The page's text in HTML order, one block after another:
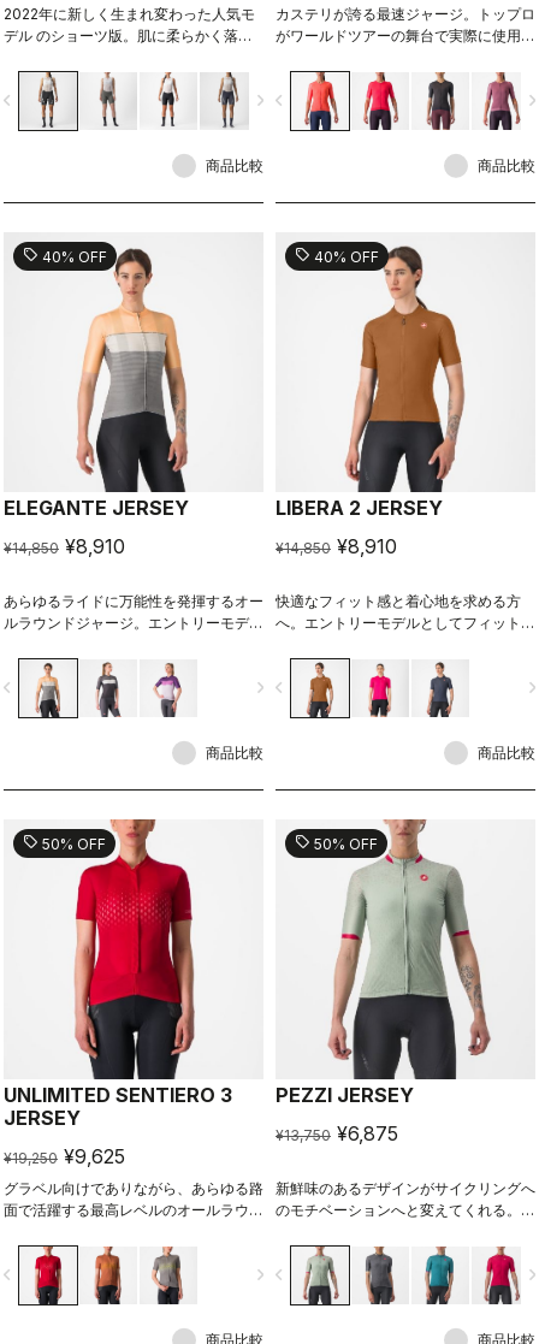
2022年に新しく生まれ変わった人気モ
デル のショーツ版。肌に柔らかく落ち
までにない快適なロングライドを体験で
きるでしょう。
navigate_next
商品比較
カステリが誇る最速ジャージ。トップロ
がワールドツアーの舞台で実際に使用し
高レベル。
navigate_before
商品比較
sell 40% OFF
ELEGANTE JERSEY
¥14,850 ¥8,910
あらゆるライドに万能性を発揮するオー
ルラウンドジャージ。エントリーモデル
めてのサイクルジャージとしても抵抗感
なく快適に着こなせる。
navigate_next
商品比較
sell 40% OFF
LIBERA 2 JERSEY
¥14,850 ¥8,910
快適なフィット感と着心地を求める方
へ。エントリーモデルとしてフィット感
ャージとしても抵抗感なく快適に着こな
せる。
navigate_before
商品比較
sell 50% OFF
UNLIMITED SENTIERO 3
JERSEY
¥19,250 ¥9,625
グラベル向けでありながら、あらゆる路
面で活躍する最高レベルのオールラウン
navigate_next
商品比較
sell 50% OFF
PEZZI JERSEY
¥13,750 ¥6,875
新鮮味のあるデザインがサイクリングへ
のモチベーションへと変えてくれる。少
徴のCompetizione 2 Jerseyがベー
ス。ロングライドやカフェライドなどあ
らゆる楽しみ方ができるオールラウンド
navigate_before
商品比較